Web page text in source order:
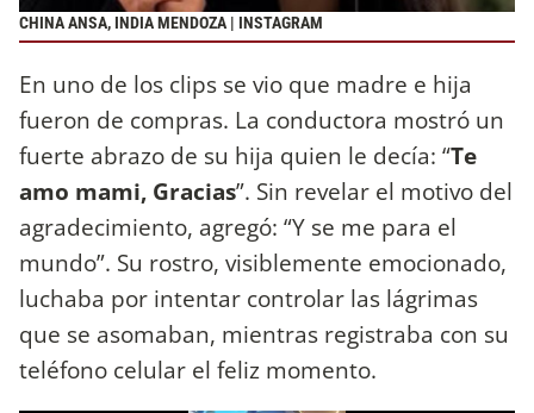
CHINA ANSA, INDIA MENDOZA | INSTAGRAM
En uno de los clips se vio que madre e hija
fueron de compras. La conductora mostró un
fuerte abrazo de su hija quien le decía: “Te
amo mami, Gracias”. Sin revelar el motivo del
agradecimiento, agregó: “Y se me para el
mundo”. Su rostro, visiblemente emocionado,
luchaba por intentar controlar las lágrimas
que se asomaban, mientras registraba con su
teléfono celular el feliz momento.